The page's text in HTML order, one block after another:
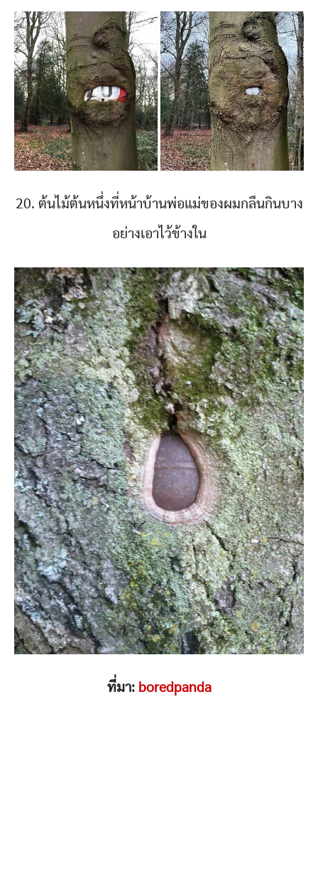
20. ต้นไม้ต้นหนึ่งที่หน้าบ้านพ่อแม่ของผมกลืนกินบาง
อย่างเอาไว้ข้างใน
ที่มา: boredpanda